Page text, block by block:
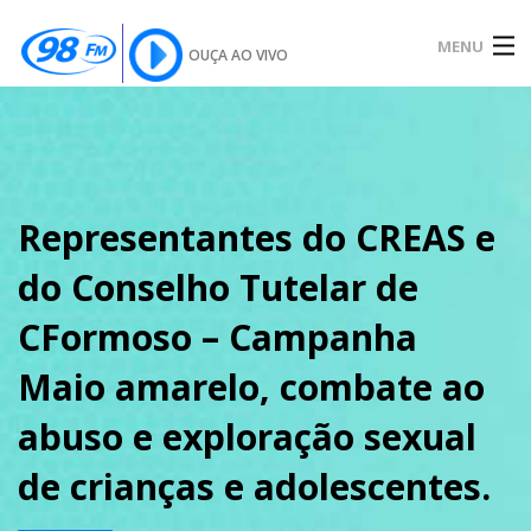
OUÇA AO VIVO MENU
SOBRE
PODCAST
GALERIA
Representantes do CREAS e
do Conselho Tutelar de
CFormoso – Campanha
Maio amarelo, combate ao
abuso e exploração sexual
de crianças e adolescentes.